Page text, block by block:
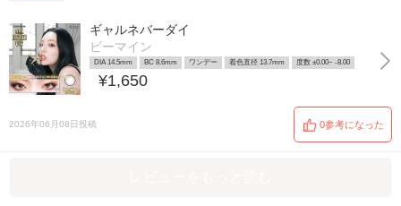
ギャルネバーダイ
ビーマイン
DIA 14.5mm BC 8.6mm ワンデー 着色直径 13.7mm 度数 ±0.00~ -8.00
¥1,650
2026年06月08日投稿 0参考になった